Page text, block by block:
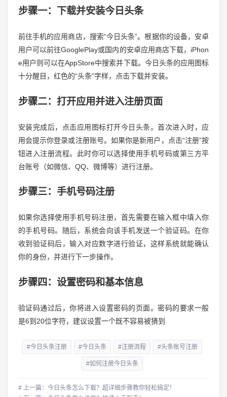
步骤一：下载并安装今日头条
前往手机的应用商店，搜索“今日头条”。根据你的设备，安卓
用户可以前往GooglePlay或国内的安卓应用商店下载，iPhon
e用户则可以在AppStore中搜索并下载。今日头条的应用图标
十分醒目，红色的“头条”字样，点击下载并安装。
步骤二：打开应用并进入注册页面
安装完成后，点击应用图标打开今日头条。首次进入时，应
用会提示你登录或注册账号。如果你是新用户，点击“注册”按
钮进入注册流程。此时你可以选择使用手机号码或第三方平
台账号（如微信、QQ、微博等）进行注册。
步骤三：手机号码注册
如果你选择使用手机号码注册，首先需要在输入框中填入你
的手机号码。随后，系统会向该手机发送一个验证码。在你
收到验证码后，输入对应数字进行验证，这样系统就能确认
你的身份，并进行下一步操作。
步骤四：设置密码和基本信息
验证码通过后，你将进入设置密码的页面。密码的要求一般
是6到20位字符，建议设置一个既不容易被猜到
#今日头条注册 #今日头条 #注册流程 #头条账号注册
#如何注册今日头条
# 上一篇：今日头条怎么下载？超详细步骤教你轻松搞定！